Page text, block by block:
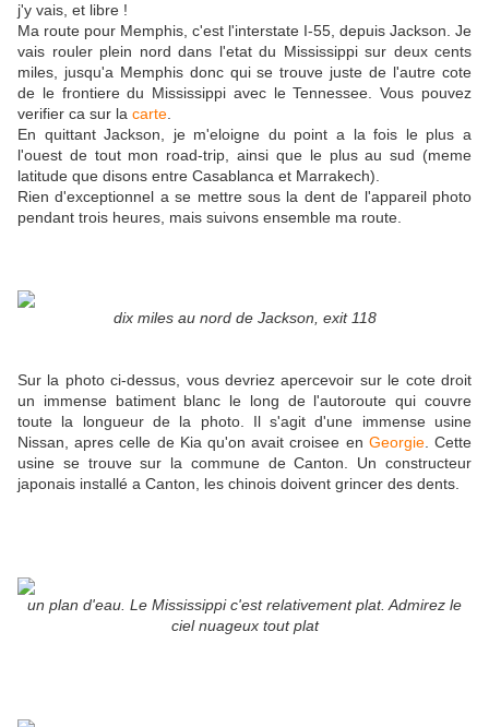
j'y vais, et libre !
Ma route pour Memphis, c'est l'interstate I-55, depuis Jackson. Je
vais rouler plein nord dans l'etat du Mississippi sur deux cents
miles, jusqu'a Memphis donc qui se trouve juste de l'autre cote
de le frontiere du Mississippi avec le Tennessee. Vous pouvez
verifier ca sur la carte
En quittant Jackson, je m'eloigne du point a la fois le plus a
l'ouest de tout mon road-trip, ainsi que le plus au sud (meme
latitude que disons entre Casablanca et Marrakech).
Rien d'exceptionnel a se mettre sous la dent de l'appareil photo
pendant trois heures, mais suivons ensemble ma route.
dix miles au nord de Jackson, exit 118
Sur la photo ci-dessus, vous devriez apercevoir sur le cote droit
un immense batiment blanc le long de l'autoroute qui couvre
toute la longueur de la photo. Il s'agit d'une immense usine
Nissan, apres celle de Kia qu'on avait croisee en Georgie. Cette
usine se trouve sur la commune de Canton. Un constructeur
japonais installé a Canton, les chinois doivent grincer des dents.
un plan d'eau. Le Mississippi c'est relativement plat. Admirez le
ciel nuageux tout plat